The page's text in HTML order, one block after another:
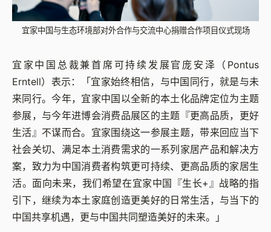
宜家中国与生态环境部对外合作与交流中心捐赠合作项目仪式现场
宜家中国总裁兼首席可持续发展官庞安泽（Pontus
Erntell）表示：「宜家始终相信，与中国同行，就是与未
来同行。今年，宜家中国以全新的本土化品牌定位为主题
参展，与今年进博会消费品展区的主题『更高品质，更好
生活』不谋而合。宜家围绕这一参展主题，带来回应当下
社会关切、满足本土消费需求的一系列家居产品和解决方
案，致力为中国消费者构筑更可持续、更高品质的家居生
活。面向未来，我们希望在宜家中国『生长+』战略的指
引下，继续为本土家庭创造更美好的日常生活，与当下的
中国共享机遇，更与中国共同塑造美好的未来。」